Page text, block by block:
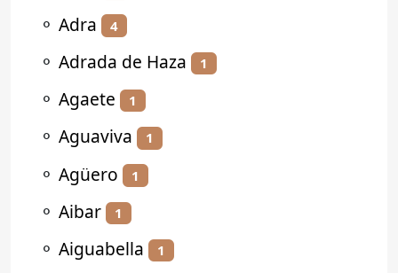
⚬ Adra 4
⚬ Adrada de Haza 1
⚬ Agaete 1
⚬ Aguaviva 1
⚬ Agüero 1
⚬ Aibar 1
⚬ Aiguabella 1